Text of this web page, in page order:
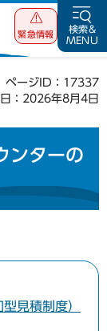
緊急情報
検索&
MENU
ページID：17337
：2026年8月4日
ンターの
見積制度）